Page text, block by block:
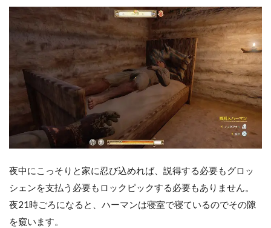
夜中にこっそりと家に忍び込めれば、説得する必要もグロッ
シェンを支払う必要もロックピックする必要もありません。
夜21時ごろになると、ハーマンは寝室で寝ているのでその隙
を窺います。